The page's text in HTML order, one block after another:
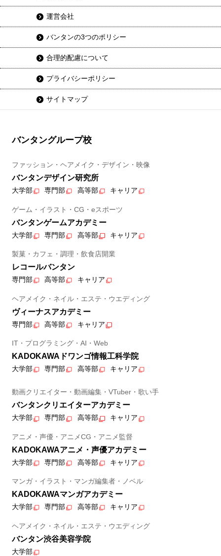
運営会社
バンタンの3つのポリシー
合理的配慮について
プライバシーポリシー
サイトマップ
バンタングループ校
ファッション・ヘアメイク・デザイン・映像
バンタンデザイン研究所
大学部 専門部 高等部 キャリア
ゲーム・イラスト・CG・eスポーツ
バンタンゲームアカデミー
大学部 専門部 高等部 キャリア
製菓・カフェ・調理・飲食店開業
レコールバンタン
専門部 高等部 キャリア
ヘアメイク・ネイル・エステ・ウエディング
ヴィーナスアカデミー
専門部 高等部 キャリア
IT・プログラミング・AI・Web
KADOKAWAドワンゴ情報工科学院
大学部 専門部 高等部 キャリア
動画クリエイター・動画編集・VTuber・歌い手
バンタンクリエイターアカデミー
大学部 専門部 高等部 キャリア
アニメ・声優・アニメCG・アニメ監督
KADOKAWAアニメ・声優アカデミー
大学部 専門部 高等部 キャリア
マンガ・イラスト・マンガ編集者・ノベル
KADOKAWAマンガアカデミー
大学部 専門部 高等部 キャリア
ヘアメイク・ネイル・エステ・ウエディング
バンタン渋谷美容学院
大学部